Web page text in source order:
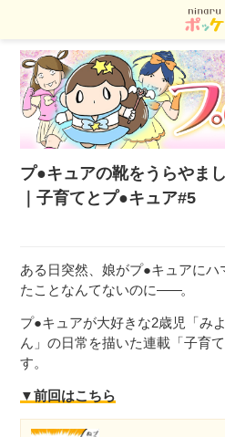
プ●キュアの靴をうらやま
｜子育てとプ●キュア#5
ある日突然、娘がプ●キュアに
たことなんてないのに――。
プ●キュアが大好きな2歳児「み
ん」の日常を描いた連載「子育
す。
▼前回はこちら